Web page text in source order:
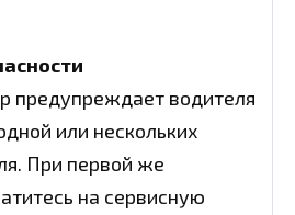
предупреждает водителя
или нескольких
При первой же
на сервисную